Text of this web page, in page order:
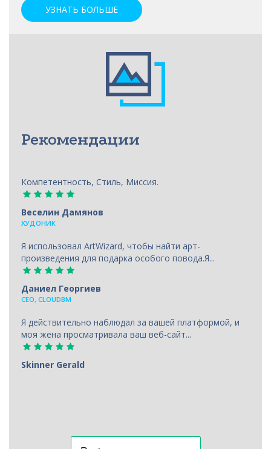
УЗНАТЬ БОЛЬШЕ
Рекомендации
Компетентность, Стиль, Миссия.
Веселин Дамянов
ХУДОНИК
Я использовал ArtWizard, чтобы найти арт-
произведения для подарка особого повода.Я...
Даниел Георгиев
CEO, CLOUDBM
Я действительно наблюдал за вашей платформой, и
моя жена просматривала ваш веб-сайт...
Skinner Gerald